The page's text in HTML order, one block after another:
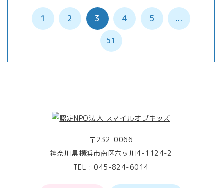
1 2 3 4 5 ...
51
〒232-0066
神奈川県横浜市南区六ッ川4-1124-2
TEL :045-824-6014